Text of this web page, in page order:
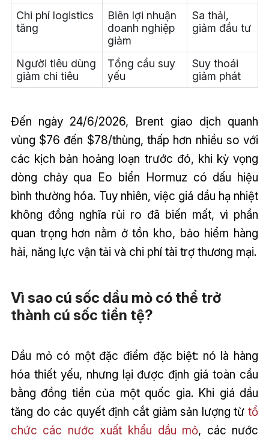
Chi phí logistics
tăng
Biên lợi nhuận
doanh nghiệp
giảm
Sa thải,
giảm đầu tư
Người tiêu dùng
giảm chi tiêu
Tổng cầu suy
yếu
Suy thoái
giảm phát
Đến ngày 24/6/2026, Brent giao dịch quanh
vùng $76 đến $78/thùng, thấp hơn nhiều so với
các kịch bản hoảng loạn trước đó, khi kỳ vọng
dòng chảy qua Eo biển Hormuz có dấu hiệu
bình thường hóa. Tuy nhiên, việc giá dầu hạ nhiệt
không đồng nghĩa rủi ro đã biến mất, vì phần
quan trọng hơn nằm ở tồn kho, bảo hiểm hàng
hải, năng lực vận tải và chi phí tài trợ thương mại.
Vì sao cú sốc dầu mỏ có thể trở
thành cú sốc tiền tệ?
Dầu mỏ có một đặc điểm đặc biệt: nó là hàng
hóa thiết yếu, nhưng lại được định giá toàn cầu
bằng đồng tiền của một quốc gia. Khi giá dầu
tăng do các quyết định cắt giảm sản lượng từtổ
chức các nước xuất khẩu dầu mỏ, các nước